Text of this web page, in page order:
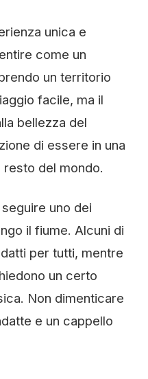
unica e
come un
un territorio
facile, ma il
bellezza del
di essere in una
resto del mondo.
uno dei
il fiume. Alcuni di
per tutti, mentre
un certo
Non dimenticare
e un cappello